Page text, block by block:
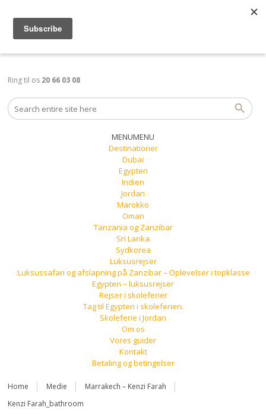
Ring til os 20 66 03 08
MENUMENU
Destinationer
Dubai
Egypten
Indien
Jordan
Marokko
Oman
Tanzania og Zanzibar
Sri Lanka
Sydkorea
Luksusrejser
:Luksussafari og afslapning på Zanzibar – Oplevelser i topklasse
Egypten – luksusrejser
Rejser i skoleferier
Tag til Egypten i skoleferien.
Skoleferie i Jordan
Om os
Vores guider
Kontakt
Betaling og betingelser
Home Medie
Marrakech – Kenzi Farah
Kenzi Farah_bathroom